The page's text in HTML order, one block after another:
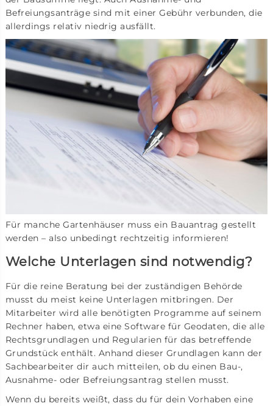
Befreiungsanträge sind mit einer Gebühr verbunden, die
allerdings relativ niedrig ausfällt.
Für manche Gartenhäuser muss ein Bauantrag gestellt
werden – also unbedingt rechtzeitig informieren!
Welche Unterlagen sind notwendig?
Für die reine Beratung bei der zuständigen Behörde
musst du meist keine Unterlagen mitbringen. Der
Mitarbeiter wird alle benötigten Programme auf seinem
Rechner haben, etwa eine Software für Geodaten, die alle
Rechtsgrundlagen und Regularien für das betreffende
Grundstück enthält. Anhand dieser Grundlagen kann der
Sachbearbeiter dir auch mitteilen, ob du einen Bau-,
Ausnahme- oder Befreiungsantrag stellen musst.
Wenn du bereits weißt, dass du für dein Vorhaben eine